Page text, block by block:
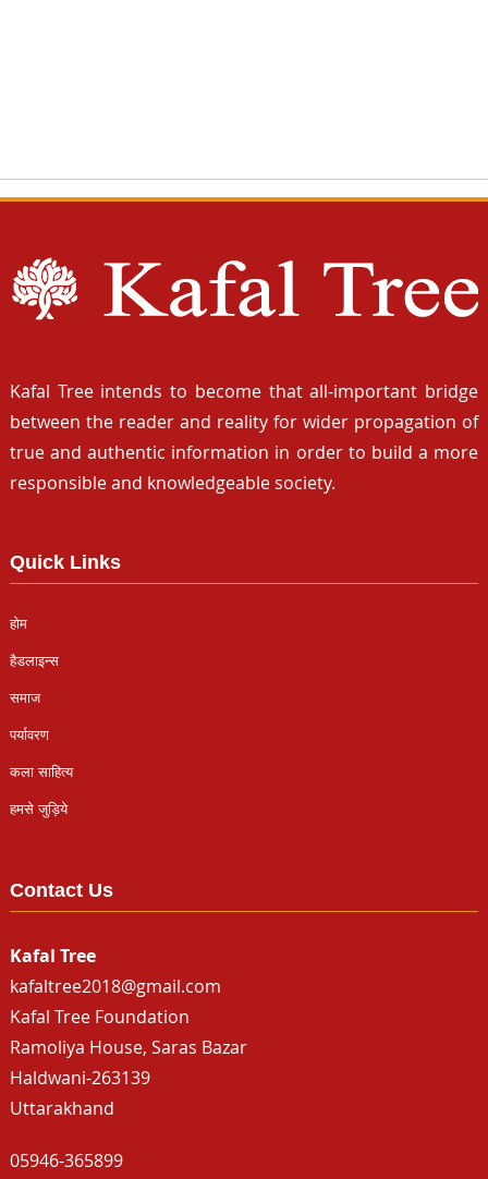
Kafal Tree intends to become that all-important bridge
between the reader and reality for wider propagation of
true and authentic information in order to build a more
responsible and knowledgeable society.
Quick Links
होम
हैडलाइन्स
समाज
पर्यावरण
कला साहित्य
हमसे जुड़िये
Contact Us
Kafal Tree
kafaltree2018@gmail.com
Kafal Tree Foundation
Ramoliya House, Saras Bazar
Haldwani-263139
Uttarakhand
05946-365899